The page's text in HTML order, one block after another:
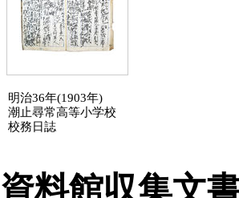
明治36年(1903年)
潮止尋常高等小学校
校務日誌
資料館収集文